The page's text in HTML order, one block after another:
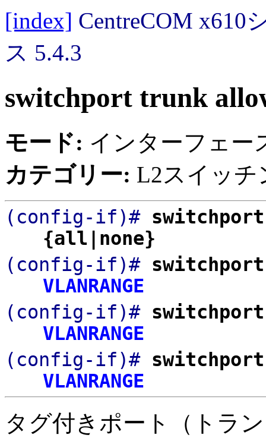
[index] CentreCOM x610
ス 5.4.3
switchport trunk
モード: インターフェー
カテゴリー: L2スイッチ
(config-if)#
{all|none}
(config-if)#
VLANRANGE
(config-if)#
VLANRANGE
(config-if)#
VLANRANGE
タグ付きポート（トラ